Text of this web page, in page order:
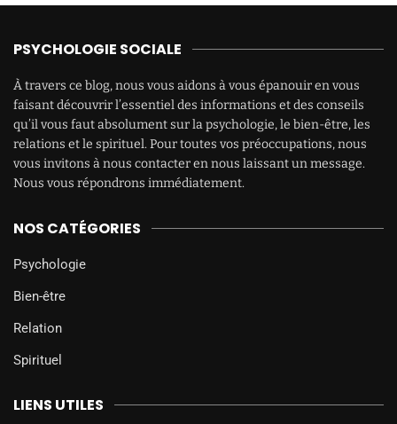
PSYCHOLOGIE SOCIALE
À travers ce blog, nous vous aidons à vous épanouir en vous
faisant découvrir l’essentiel des informations et des conseils
qu’il vous faut absolument sur la psychologie, le bien-être, les
relations et le spirituel. Pour toutes vos préoccupations, nous
vous invitons à nous contacter en nous laissant un message.
Nous vous répondrons immédiatement.
NOS CATÉGORIES
Psychologie
Bien-être
Relation
Spirituel
LIENS UTILES